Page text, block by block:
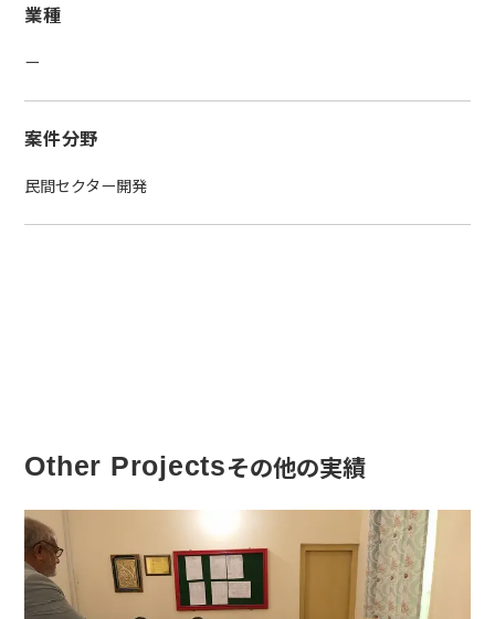
業種
ー
案件分野
民間セクター開発
Other Projectsその他の実績